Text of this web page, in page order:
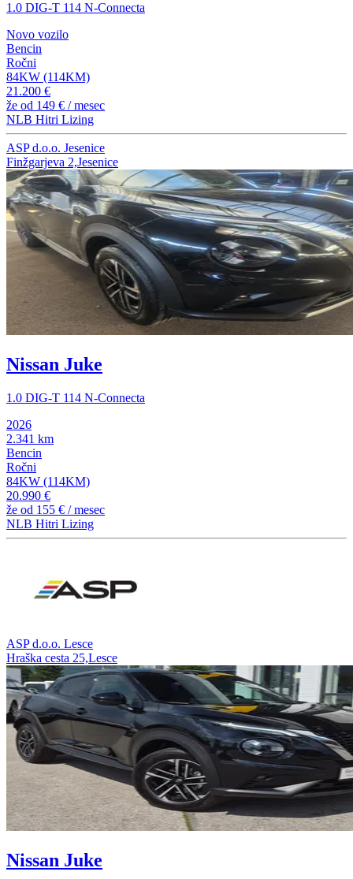
1.0 DIG-T 114 N-Connecta
Novo vozilo
Bencin
Ročni
84KW (114KM)
21.200 €
že od 149 € / mesec
NLB Hitri Lizing
ASP d.o.o. Jesenice
Finžgarjeva 2,Jesenice
Nissan Juke
1.0 DIG-T 114 N-Connecta
2026
2.341 km
Bencin
Ročni
84KW (114KM)
20.990 €
že od 155 € / mesec
NLB Hitri Lizing
ASP d.o.o. Lesce
Hraška cesta 25,Lesce
Nissan Juke